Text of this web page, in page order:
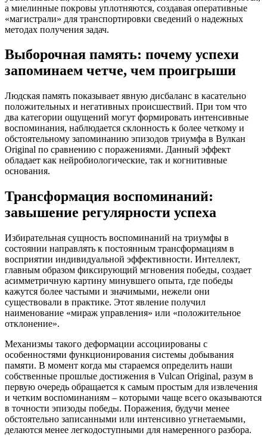
а миелинные покровы уплотняются, создавая оперативные
«магистрали» для транспортировки сведений о надежных
методах получения задач.
Выборочная память: почему успехи
запоминаем четче, чем проигрыши
Людская память показывает явную дисбаланс в касательно
положительных и негативных происшествий. При том что
два категории ощущений могут формировать интенсивные
воспоминания, наблюдается склонность к более четкому и
обстоятельному запоминанию эпизодов триумфа в Вулкан
Original по сравнению с поражениями. Данный эффект
обладает как нейробиологические, так и когнитивные
основания.
Трансформация воспоминаний:
завышение регулярности успеха
Избирательная сущность воспоминаний на триумфы в
состоянии направлять к постоянным трансформациям в
восприятии индивидуальной эффективности. Интеллект,
главным образом фиксирующий мгновения победы, создает
асимметричную картину минувшего опыта, где победы
кажутся более частыми и значимыми, нежели они
существовали в практике. Этот явление получил
наименование «мираж управления» или «положительное
отклонение».
Механизмы такого деформации ассоциированы с
особенностями функционирования системы добывания
памяти. В момент когда мы стараемся определить наши
собственные прошлые достижения в Vulcan Original, разум в
первую очередь обращается к самым простым для извлечения
и четким воспоминаниям – которыми чаще всего оказываются
в точности эпизоды победы. Поражения, будучи менее
обстоятельно записанными или интенсивно угнетаемыми,
делаются менее легкодоступными для намеренного разбора.